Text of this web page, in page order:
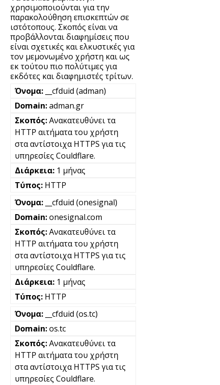
χρησιμοποιούνται για την
παρακολούθηση επισκεπτών σε
ιστότοπους. Σκοπός είναι να
προβάλλονται διαφημίσεις που
είναι σχετικές και ελκυστικές για
τον μεμονωμένο χρήστη και ως
εκ τούτου πιο πολύτιμες για
εκδότες και διαφημιστές τρίτων.
__cfduid (adman)
adman.gr
Ανακατευθύνει τα
HTTP αιτήματα του χρήστη
στα αντίστοιχα HTTPS για τις
υπηρεσίες Couldflare.
1 μήνας
HTTP
__cfduid (onesignal)
onesignal.com
Ανακατευθύνει τα
HTTP αιτήματα του χρήστη
στα αντίστοιχα HTTPS για τις
υπηρεσίες Couldflare.
1 μήνας
HTTP
__cfduid (os.tc)
os.tc
Ανακατευθύνει τα
HTTP αιτήματα του χρήστη
στα αντίστοιχα HTTPS για τις
υπηρεσίες Couldflare.